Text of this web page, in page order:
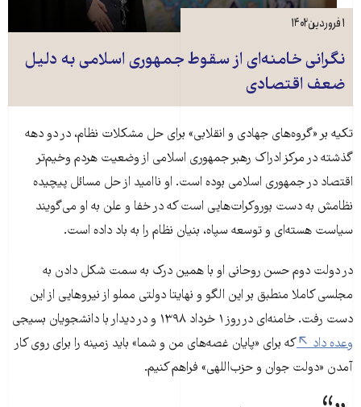
نگرانی خامنه‌ای از سقوط جمهوری اسلامی به دلیل
ضعف اقتصادی
۱ فروردین ۱۴۰۲
تکیه بر «گروه‌های جهادی و انقلابی» برای حل مشکلات نظام، در دو دهه
گذشته در مرکز ادراک رهبر جمهوری اسلامی از وضعیت هردم وخیم‌تر
اقتصاد در جمهوری اسلامی بوده است. او ناامید از حل مسائل پیچیده
نظامش به دست بوروکرات‌هایی است که در خفا و علن به او می‌گویند
سیاست هسته‌ای و توسعه سپاه، بنیان نظام را به باد داده است.
در دولت دوم حسن روحانی او با همین درک به سمت شکل دادن به
مجلسی کاملا منطبق بر این الگو و نهایتا دولتی مملو از نیروهایی از این
دست رفت. خامنه‌ای در روز ۱ خرداد ۱۳۹۸ و در دیدار با دانشجویان بسیجی
وعده داد
که برای «پایان غصه‌های من و شما» باید زمینه را برای روی کار
آمدن «دولت جوان و حزب‌اللهی» فراهم کنیم.